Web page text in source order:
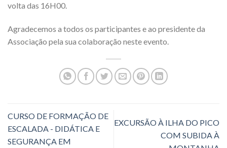
volta das 16H00.
Agradecemos a todos os participantes e ao presidente da
Associação pela sua colaboração neste evento.
CURSO DE FORMAÇÃO DE
ESCALADA - DIDÁTICA E
SEGURANÇA EM
EXCURSÃO À ILHA DO PICO
COM SUBIDA À